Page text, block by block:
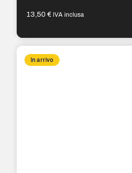
13,50€ IVA inclusa
In arrivo